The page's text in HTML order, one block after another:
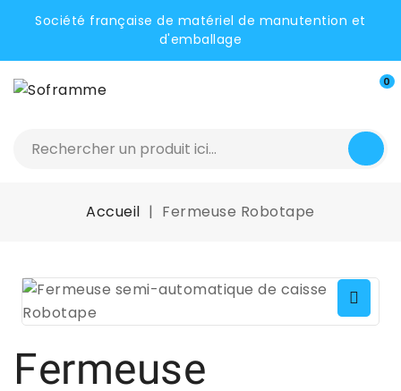
Société française de matériel de manutention et
d'emballage
0
Accueil Fermeuse Robotape
Fermeuse